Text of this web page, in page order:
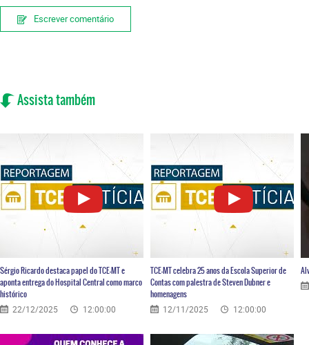
Escrever comentário
Assista também
Sérgio Ricardo destaca papel do TCE-MT e
aponta entrega do Hospital Central como marco
histórico
22/12/2025 12:00:00
TCE-MT celebra 25 anos da Escola Superior de
Contas com palestra de Steven Dubner e
homenagens
12/11/2025 12:00:00